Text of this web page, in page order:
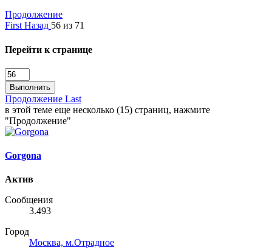
Продолжение
First Назад 56 из 71
Перейти к странице
Выполнить
Продолжение Last
в этой теме еще несколько (15) страниц, нажмите
"Продолжение"
Gorgona
Актив
Сообщения
3.493
Город
Москва, м.Отрадное